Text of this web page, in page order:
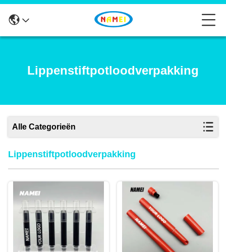
Lippenstiftpotloodverpakking
Alle Categorieën
Lippenstiftpotloodverpakking